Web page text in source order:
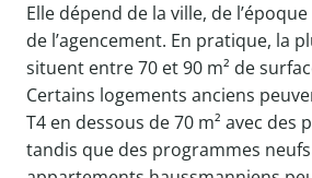
Elle dépend de la ville, de
de l’agencement. En pratique, la
situent entre 70 et 90 m² de
Certains logements anciens
T4 en dessous de 70 m² avec des
tandis que des programmes